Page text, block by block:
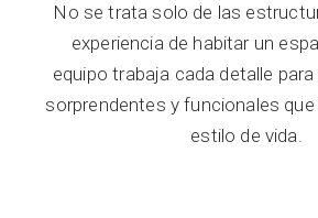
No se trata solo de las
experiencia de habitar un
equipo trabaja cada detalle
sorprendentes y funcionales
estilo de vida.